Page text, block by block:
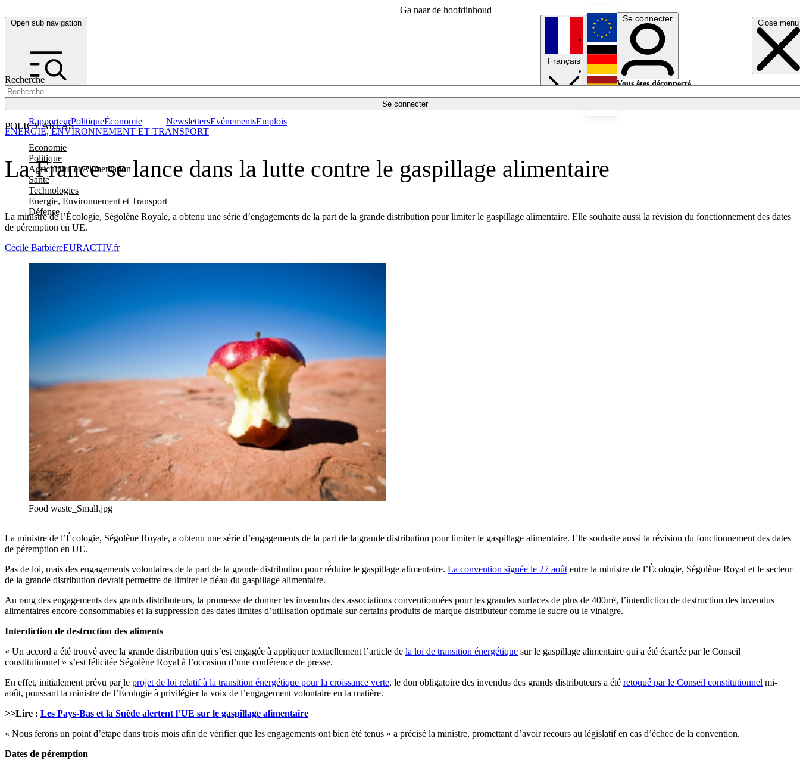
Ga naar de hoofdinhoud
Open sub navigation Close menu
Recherche
Se connecter
POLICY AREAS
Economie
Politique
Agriculture et Alimentation
Santé
Technologies
Energie, Environnement et Transport
Défense
RapporteurPolitiqueÉconomie NewslettersEvénementsEmplois
Français
English
Deutsch
Se connecter
Vous êtes déconnecté.
La France se lance dans la lutte contre le gaspillage alimentaire
La ministre de l’Écologie, Ségolène Royale, a obtenu une série d’engagements de la part de la grande distribution pour limiter le gaspillage alimentaire. Elle souhaite aussi la révision du fonctionnement des dates
de péremption en UE.
ENERGIE, ENVIRONNEMENT ET TRANSPORT
Cécile BarbièreEURACTIV.fr
Food waste_Small.jpg
La ministre de l’Écologie, Ségolène Royale, a obtenu une série d’engagements de la part de la grande distribution pour limiter le gaspillage alimentaire. Elle souhaite aussi la révision du fonctionnement des dates
de péremption en UE.
Pas de loi, mais des engagements volontaires de la part de la grande distribution pour réduire le gaspillage alimentaire. La convention signée le 27 août entre la ministre de l’Écologie, Ségolène Royal et le secteur
de la grande distribution devrait permettre de limiter le fléau du gaspillage alimentaire.
Au rang des engagements des grands distributeurs, la promesse de donner les invendus des associations conventionnées pour les grandes surfaces de plus de 400m², l’interdiction de destruction des invendus
alimentaires encore consommables et la suppression des dates limites d’utilisation optimale sur certains produits de marque distributeur comme le sucre ou le vinaigre.
Interdiction de destruction des aliments
« Un accord a été trouvé avec la grande distribution qui s’est engagée à appliquer textuellement l’article de la loi de transition énergétique sur le gaspillage alimentaire qui a été écartée par le Conseil
constitutionnel » s’est félicitée Ségolène Royal à l’occasion d’une conférence de presse.
En effet, initialement prévu par le projet de loi relatif à la transition énergétique pour la croissance verte, le don obligatoire des invendus des grands distributeurs a été retoqué par le Conseil constitutionnel mi-
août, poussant la ministre de l’Écologie à privilégier la voix de l’engagement volontaire en la matière.
>>Lire : Les Pays-Bas et la Suède alertent l’UE sur le gaspillage alimentaire
« Nous ferons un point d’étape dans trois mois afin de vérifier que les engagements ont bien été tenus » a précisé la ministre, promettant d’avoir recours au législatif en cas d’échec de la convention.
Dates de péremption